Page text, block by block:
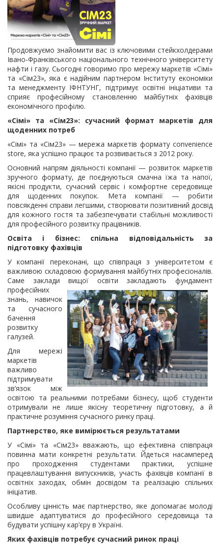
Продовжуємо знайомити вас із ключовими стейкхолдерами
Івано-Франківського національного технічного університету
нафти і газу. Сьогодні говоримо про мережу маркетів «Сімі»
та «Сім23», яка є надійним партнером Інституту економіки
та менеджменту ІФНТУНГ, підтримує освітні ініціативи та
сприяє професійному становленню майбутніх фахівців
економічного профілю.
«Сімі» та «Сім23»: сучасний формат маркетів для
щоденних потреб
«Сімі» та «Сім23» — мережа маркетів формату convenience
store, яка успішно працює та розвивається з 2012 року.
Основний напрям діяльності компанії — розвиток маркетів
зручного формату, де поєднуються смачна їжа та напої,
якісні продукти, сучасний сервіс і комфортне середовище
для щоденних покупок. Мета компанії — робити
повсякденні справи легшими, створювати позитивний досвід
для кожного гостя та забезпечувати стабільні можливості
для професійного розвитку працівників.
Освіта і бізнес: спільна відповідальність за
підготовку фахівців
У компанії переконані, що співпраця з університетом є
важливою складовою формування майбутніх професіоналів.
Саме заклади вищої освіти закладають фундамент
професійних
знань, навичок
та сучасного
бачення
розвитку
галузей.
Для мережі
маркетів
важливо
підтримувати
зв’язок між
освітою та реальними потребами бізнесу, щоб студенти
отримували не лише якісну теоретичну підготовку, а й
практичне розуміння сучасного ринку праці.
Партнерство, яке вимірюється результатами
У «Сімі» та «Сім23» вважають, що ефективна співпраця
повинна мати конкретні результати. Йдеться насамперед
про проходження студентами практики, успішне
працевлаштування випускників, участь фахівців компанії в
освітніх заходах, обмін досвідом та реалізацію спільних
ініціатив.
Особливу цінність має партнерство, яке допомагає молоді
швидше адаптуватися до професійного середовища та
будувати успішну кар’єру в Україні.
Яких фахівців потребує сучасний ринок праці